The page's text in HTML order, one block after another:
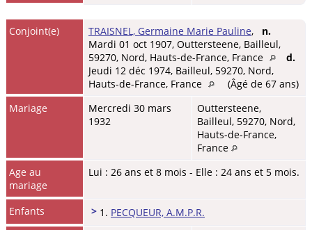
Conjoint(e) TRAISNEL, Germaine Marie Pauline, n.
Mardi 01 oct 1907, Outtersteene, Bailleul,
59270, Nord, Hauts-de-France, France
d.
Jeudi 12 déc 1974, Bailleul, 59270, Nord,
Hauts-de-France, France
(Âgé de 67 ans)
Mariage
Mercredi 30 mars
1932
Outtersteene,
Bailleul, 59270, Nord,
Hauts-de-France,
France
Age au
mariage
Lui : 26 ans et 8 mois - Elle : 24 ans et 5 mois.
Enfants > 1. PECQUEUR, A.M.P.R.